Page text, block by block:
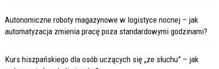
Autonomiczne roboty magazynowe w logistyce nocnej – jak
automatyzacja zmienia pracę poza standardowymi godzinami?
Kurs hiszpańskiego dla osób uczących się „ze słuchu” – jak